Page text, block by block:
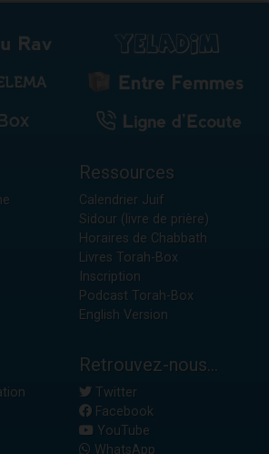
Ressources
Calendrier Juif
Sidour (livre de prière)
Horaires de Chabbath
Livres Torah-Box
Inscription
Podcast Torah-Box
English Version
Retrouvez-nous...
Twitter
Facebook
YouTube
WhatsApp